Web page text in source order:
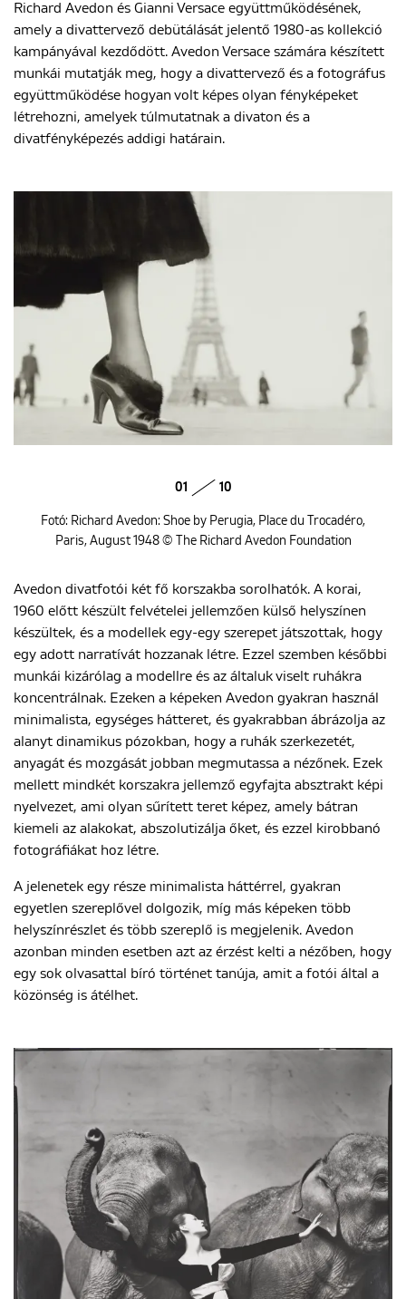
Richard Avedon és Gianni Versace együttműködésének,
amely a divattervező debütálását jelentő 1980-as kollekció
kampányával kezdődött. Avedon Versace számára készített
munkái mutatják meg, hogy a divattervező és a fotográfus
együttműködése hogyan volt képes olyan fényképeket
létrehozni, amelyek túlmutatnak a divaton és a
divatfényképezés addigi határain.
01 10
Fotó: Richard Avedon: Shoe by Perugia, Place du Trocadéro,
Paris, August 1948 © The Richard Avedon Foundation
Avedon divatfotói két fő korszakba sorolhatók. A korai,
1960 előtt készült felvételei jellemzően külső helyszínen
készültek, és a modellek egy-egy szerepet játszottak, hogy
egy adott narratívát hozzanak létre. Ezzel szemben későbbi
munkái kizárólag a modellre és az általuk viselt ruhákra
koncentrálnak. Ezeken a képeken Avedon gyakran használ
minimalista, egységes hátteret, és gyakrabban ábrázolja az
alanyt dinamikus pózokban, hogy a ruhák szerkezetét,
anyagát és mozgását jobban megmutassa a nézőnek. Ezek
mellett mindkét korszakra jellemző egyfajta absztrakt képi
nyelvezet, ami olyan sűrített teret képez, amely bátran
kiemeli az alakokat, abszolutizálja őket, és ezzel kirobbanó
fotográfiákat hoz létre.
A jelenetek egy része minimalista háttérrel, gyakran
egyetlen szereplővel dolgozik, míg más képeken több
helyszínrészlet és több szereplő is megjelenik. Avedon
azonban minden esetben azt az érzést kelti a nézőben, hogy
egy sok olvasattal bíró történet tanúja, amit a fotói által a
közönség is átélhet.